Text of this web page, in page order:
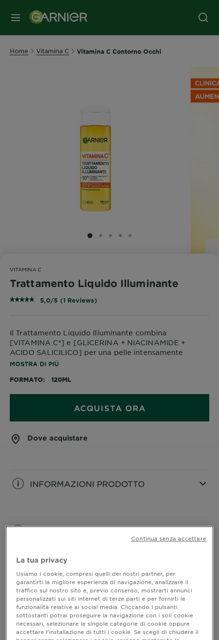
MENU
Home Vitamina C Vitamina C Contorno Occhi
SLIDE 1
SLIDE 2
SLIDE 3
SLIDE 4
SLIDE 5
VITAMINA C
Trattamento Liquido Illuminante
5,0/5 (1 Reviews)
Il Trattamento Liquido Illuminante combina
[VITAMINA C*] e [GLICERINA + NIACINAMIDE +
ACIDO SALICILICO] per una pelle intensamente
idratata e illuminata.
MOSTRA DI PIÙ
FORMATO 120ML
ACQUISTA ORA
Dove acquistare
INFORMAZIONI PRODOTTO
INGREDIENTI
COME SI USA?
CLOSE SUBPANEL
RISULTATI
La tua privacy
Usiamo i cookie, compresi quelli dei nostri partner, per
garantirti la migliore esperienza di navigazione, analizzare il
traffico sul nostro sito e, previo consenso, mostrarti annunci
personalizzati sui siti internet di terze parti e per fornirti le
funzionalità relative ai social media. Cliccando i pulsanti
sottostanti potrai proseguire la navigazione con i soli cookie
necessari, selezionare le singole categorie di cookie oppure
accettare l’installazione di tutti i cookie. Se scegli di chiudere il
Continua senza accettare